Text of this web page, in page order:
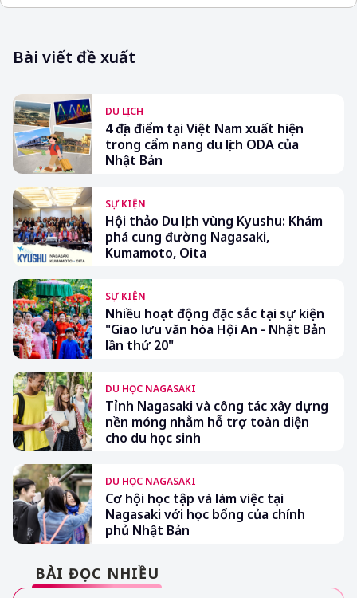
Bài viết đề xuất
DU LỊCH
4 địa điểm tại Việt Nam xuất hiện
trong cẩm nang du lịch ODA của
Nhật Bản
SỰ KIỆN
Hội thảo Du lịch vùng Kyushu: Khám
phá cung đường Nagasaki,
Kumamoto, Oita
SỰ KIỆN
Nhiều hoạt động đặc sắc tại sự kiện
"Giao lưu văn hóa Hội An - Nhật Bản
lần thứ 20"
DU HỌC NAGASAKI
Tỉnh Nagasaki và công tác xây dựng
nền móng nhằm hỗ trợ toàn diện
cho du học sinh
DU HỌC NAGASAKI
Cơ hội học tập và làm việc tại
Nagasaki với học bổng của chính
phủ Nhật Bản
BÀI ĐỌC NHIỀU